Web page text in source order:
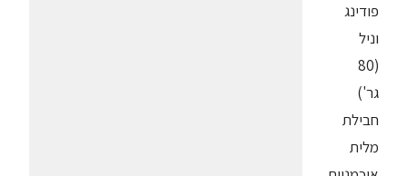
פודינג
וניל
(80
גר')
חבילת
מלית